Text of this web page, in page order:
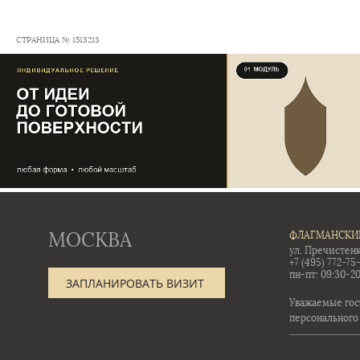
СТРАНИЦА № 1513213
МОСКВА
ЗАПЛАНИРОВАТЬ ВИЗИТ
ул.
+7 (495) 772-
пн-пт: 09:30-
Уважаемые